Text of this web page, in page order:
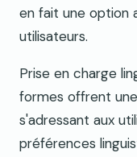
en fait une option
utilisateurs.
Prise en charge
formes offrent
s'adressant aux
préférences